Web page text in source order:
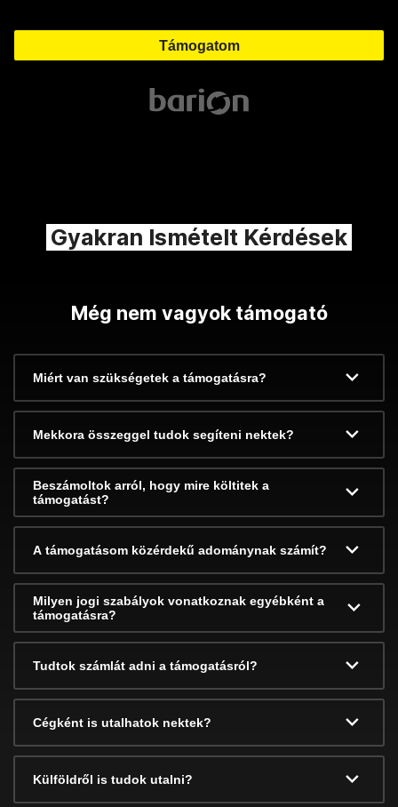
Gyakran Ismételt Kérdések
Még nem vagyok támogató
Miért van szükségetek a támogatásra?
Mekkora összeggel tudok segíteni nektek?
Beszámoltok arról, hogy mire költitek a
támogatást?
A támogatásom közérdekű adománynak számít?
Milyen jogi szabályok vonatkoznak egyébként a
támogatásra?
Tudtok számlát adni a támogatásról?
Cégként is utalhatok nektek?
Külföldről is tudok utalni?